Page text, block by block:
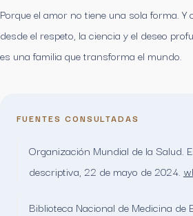
Porque el amor no tiene una sola forma. Y
desde el respeto, la ciencia y el deseo
es una familia que transforma el mundo.
FUENTES CONSULTADAS
Organización Mundial de la Salud.
descriptiva, 22 de mayo de 2024.
Biblioteca Nacional de Medicina de